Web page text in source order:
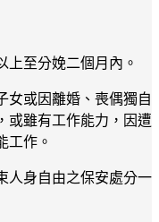
上至分娩二個月內。
女或因離婚、喪偶獨自
或雖有工作能力，因遭
工作。
人身自由之保安處分一